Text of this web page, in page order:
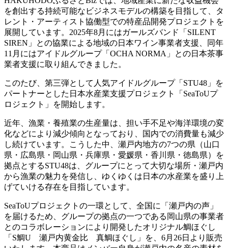
を創出する持続可能なビジネスモデルの構築を目指して、タ
レント・アーティスト協働型での特産品開発プロジェクトを
展開しています。2025年8月にはガールズバンド「SILENT
SIREN」との協業による地域の日本ワイン事業者支援、同年
11月にはアイドルグループ「OCHA NORMA」との日本茶事
業者支援に取り組んできました。
このたび、第三弾として人気アイドルグループ「STU48」を
パートナーとした日本水産業支援プロジェクト「SeaToUプ
ロジェクト」を開始します。
近年、漁業・養殖業の生産量は、担い手不足や海洋環境の変
化などにより減少傾向となっており、国内での消費量も減少
し続けています。こうした中、瀬戸内地方の7つの県（山口
県・広島県・岡山県・兵庫県・愛媛県・香川県・徳島県）を
拠点とするSTU48は、グループにとって大切な場所・瀬戸内
から漁業の魅力を発信し、ゆくゆくは日本の水産業を盛り上
げていける存在を目指しています。
SeaToUプロジェクトの一環として、全国に「瀬戸内の声」
を届けるため、グループの拠点の一つである岡山県の事業者
とのコラボレーションにより開発したオリジナル鯛ほぐし
「S鯛U 瀬戸内黄金比 真鯛ほぐし」を、6月26日より販売